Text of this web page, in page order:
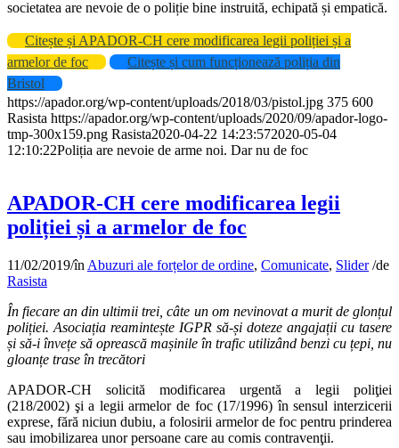
societatea are nevoie de o poliție bine instruită, echipată și empatică.
Citește și APADOR-CH cere modificarea legii poliției și a
armelor de foc
Citește și cum funcționează poliția din
Bristol
https://apador.org/wp-content/uploads/2018/03/pistol.jpg 375 600
Rasista https://apador.org/wp-content/uploads/2020/09/apador-logo-
tmp-300x159.png Rasista2020-04-22 14:23:572020-05-04
12:10:22Poliția are nevoie de arme noi. Dar nu de foc
APADOR-CH cere modificarea legii
poliției și a armelor de foc
11/02/2019/în Abuzuri ale forțelor de ordine, Comunicate, Slider /de
Rasista
În fiecare an din ultimii trei, câte un om nevinovat a murit de glonțul
poliției. Asociația reamintește IGPR să-și doteze angajații cu tasere
și să-i învețe să oprească mașinile în trafic utilizând benzi cu țepi, nu
gloanțe trase în trecători
APADOR-CH solicită modificarea urgentă a legii poliţiei
(218/2002) şi a legii armelor de foc (17/1996) în sensul interzicerii
exprese, fără niciun dubiu, a folosirii armelor de foc pentru prinderea
sau imobilizarea unor persoane care au comis contravenţii.